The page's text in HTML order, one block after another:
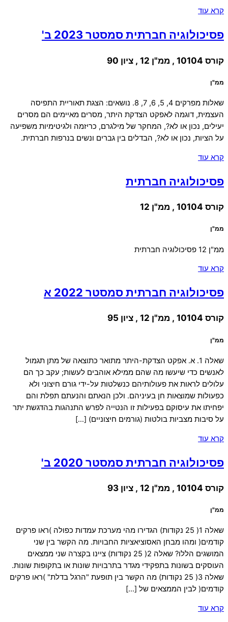
קרא עוד
פסיכולוגיה חברתית סמסטר 2023 ב'
קורס 10104 , ממ"ן 12 , ציון 90
ממ"ן
שאלות מפרקים 4, 5, 6, 7, 8. נושאים: הצגת תאוריית התפיסה
העצמית, דוגמה לאפקט הצדקת היתר, מסרים מאיימים הם מסרים
יעילים, נכון או לא?, המחקר של מילגרם, כריזמה ולגיטימיות משפיעה
על הציות, נכון או לא?, הבדלים בין גברים ונשים בנרפות חברתית.
קרא עוד
פסיכולוגיה חברתית
קורס 10104 , ממ"ן 12
ממ"ן
ממ"ן 12 פסיכולוגיה חברתית
קרא עוד
פסיכולוגיה חברתית סמסטר 2022 א
קורס 10104 , ממ"ן 12 , ציון 95
ממ"ן
שאלה 1. א. אפקט הצדקת-היתר מתואר כתוצאה של מתן תגמול
לאנשים כדי שיעשו מה שהם ממילא אוהבים לעשות; עקב כך הם
עלולים לראות את פעולותיהם כנשלטות על-ידי גורם חיצוני ולא
כפעולות שמוצאות חן בעיניהם. ולכן הנאתם והנעתם תפלת והם
יפחיתו את עיסוקם בפעילות זו הנטייה לפרש התנהגות בהדגשת יתר
על סיבות מצביות בולטות (גורמים חיצוניים) […]
קרא עוד
פסיכולוגיה חברתית סמסטר 2020 ב'
קורס 10104 , ממ"ן 12 , ציון 93
ממ"ן
שאלה 1( 25 נקודות) הגדירו מהי מערכת עמדות כפולה )ראו פרקים
קודמים( ומהו מבחן האסוציאציות החבויות. מה הקשר בין שני
המושגים הללו? שאלה 2( 25 נקודות) ציינו בקצרה שני ממצאים
העוסקים בשונות בתפקידי מגדר בתרבויות שונות או בתקופות שונות.
שאלה 3( 25 נקודות) מה הקשר בין תופעת "הרגל בדלת" )ראו פרקים
קודמים( לבין הממצאים של […]
קרא עוד